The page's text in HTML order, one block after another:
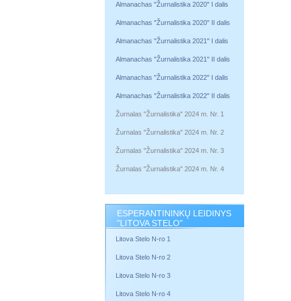
Almanachas "Žurnalistika 2020" I dalis
Almanachas "Žurnalistika 2020" II dalis
Almanachas "Žurnalistika 2021" I dalis
Almanachas "Žurnalistika 2021" II dalis
Almanachas "Žurnalistika 2022" I dalis
Almanachas "Žurnalistika 2022" II dalis
Žurnalas "Žurnalistika" 2024 m. Nr. 1
Žurnalas "Žurnalistika" 2024 m. Nr. 2
Žurnalas "Žurnalistika" 2024 m. Nr. 3
Žurnalas "Žurnalistika" 2024 m. Nr. 4
ESPERANTININKŲ LEIDINYS
"LITOVA STELO"
Litova Stelo N-ro 1
Litova Stelo N-ro 2
Litova Stelo N-ro 3
Litova Stelo N-ro 4